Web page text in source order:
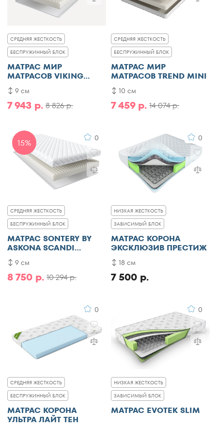
По рейтингу
СРЕДНЯЯ ЖЕСТКОСТЬ
БЕСПРУЖИННЫЙ БЛОК
МАТРАС МИР
МАТРАСОВ VIKING
AGVID
8 826 р.
7 943 р.
9 см
СРЕДНЯЯ ЖЕСТКОСТЬ
БЕСПРУЖИННЫЙ БЛОК
МАТРАС МИР
МАТРАСОВ TREND MINI
14 074 р.
7 459 р.
10 см
15% 0
СРЕДНЯЯ ЖЕСТКОСТЬ
БЕСПРУЖИННЫЙ БЛОК
МАТРАС SONTERY BY
ASKONA SCANDI
LINDOME
10 294 р.
8 750 р.
9 см
0
НИЗКАЯ ЖЕСТКОСТЬ
ЗАВИСИМЫЙ БЛОК
МАТРАС КОРОНА
ЭКСКЛЮЗИВ ПРЕСТИЖ
7 500 р.
18 см
0
СРЕДНЯЯ ЖЕСТКОСТЬ
БЕСПРУЖИННЫЙ БЛОК
МАТРАС КОРОНА
УЛЬТРА ЛАЙТ ТЕН
0
НИЗКАЯ ЖЕСТКОСТЬ
ЗАВИСИМЫЙ БЛОК
МАТРАС EVOTEK SLIM